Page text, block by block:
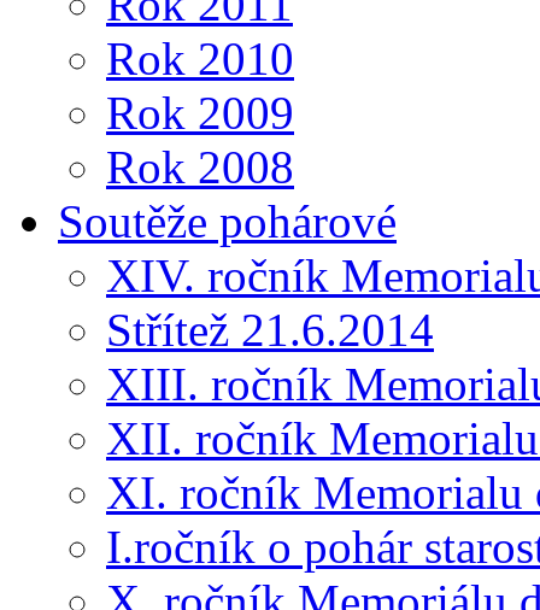
Rok 2010
Rok 2009
Rok 2008
Soutěže pohárové
XIV. ročník
Střítež 21.6.2014
XIII. ročník
XII. ročník
XI. ročník Memorialu
I.ročník o pohár